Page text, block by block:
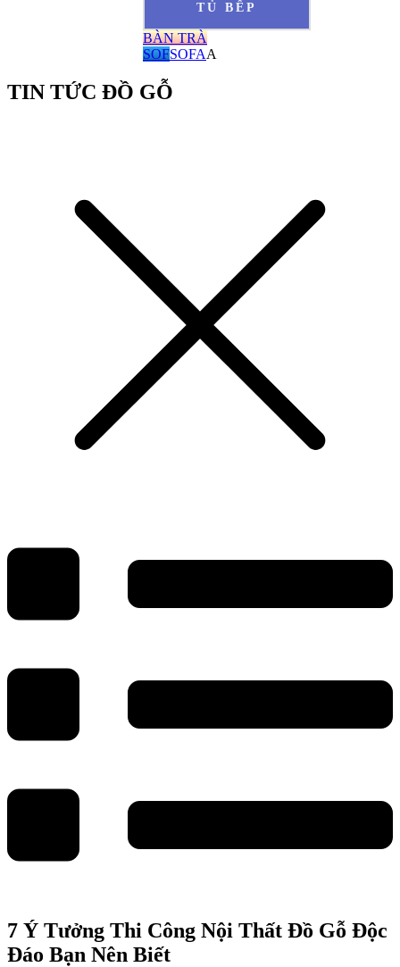
TỦ BẾP
BÀN TRÀ
SOFSOFAA
TIN TỨC ĐỒ GỖ
7 Ý Tưởng Thi Công Nội Thất Đồ Gỗ Độc
Đáo Bạn Nên Biết